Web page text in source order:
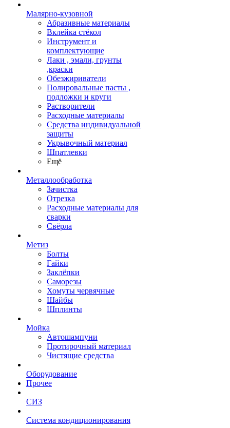
Малярно-кузовной
Абразивные материалы
Вклейка стёкол
Инструмент и
комплектующие
Лаки , эмали, грунты
,краски
Обезжириватели
Полировальные пасты ,
подложки и круги
Растворители
Расходные материалы
Средства индивидуальной
защиты
Укрывочный материал
Шпатлевки
Ещё
Металлообработка
Зачистка
Отрезка
Расходные материалы для
сварки
Свёрла
Метиз
Болты
Гайки
Заклёпки
Саморезы
Хомуты червячные
Шайбы
Шплинты
Мойка
Автошампуни
Протирочный материал
Чистящие средства
Оборудование
Прочее
СИЗ
Система кондиционирования